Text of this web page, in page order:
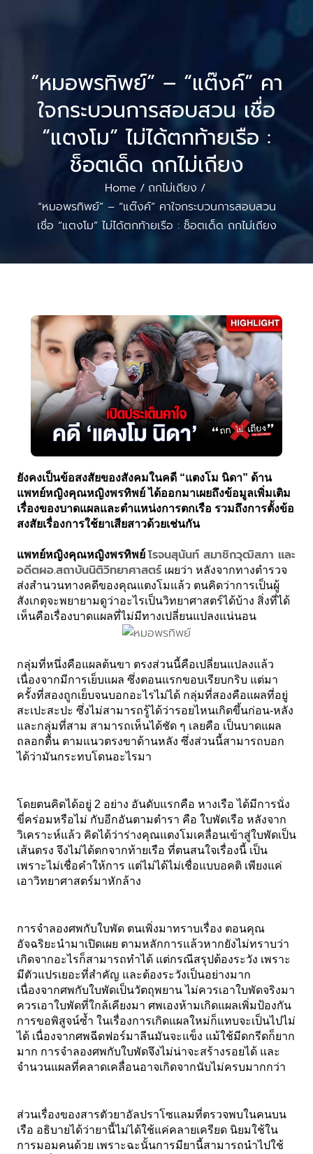
“หมอพรทิพย์” – “แต๊งค์” คา
ใจกระบวนการสอบสวน เชื่อ
“แตงโม” ไม่ได้ตกท้ายเรือ :
ช็อตเด็ด ถกไม่เถียง
Home / ถกไม่เถียง /
“หมอพรทิพย์” – “แต๊งค์” คาใจกระบวนการสอบสวน
เชื่อ “แตงโม” ไม่ได้ตกท้ายเรือ : ช็อตเด็ด ถกไม่เถียง
ยังคงเป็นข้อสงสัยของสังคมในคดี “แตงโม นิดา” ด้าน
แพทย์หญิงคุณหญิงพรทิพย์ ได้ออกมาเผยถึงข้อมูลเพิ่มเติม
เรื่องของบาดแผลและตำแหน่งการตกเรือ รวมถึงการตั้งข้อ
สงสัยเรื่องการใช้ยาเสียสาวด้วยเช่นกัน
แพทย์หญิงคุณหญิงพรทิพย์ โรจนสุนันท์ สมาชิกวุฒิสภา และ
อดีตผอ.สถาบันนิติวิทยาศาสตร์ เผยว่า หลังจากทางตำรวจ
ส่งสำนวนทางคดีของคุณแตงโมแล้ว ตนคิดว่าการเป็นผู้
สังเกตุจะพยายามดูว่าอะไรเป็นวิทยาศาสตร์ได้บ้าง สิ่งที่ได้
เห็นคือเรื่องบาดแผลที่ไม่มีทางเปลี่ยนแปลงแน่นอน
กลุ่มที่หนึ่งคือแผลต้นขา ตรงส่วนนี้คือเปลี่ยนแปลงแล้ว
เนื่องจากมีการเย็บแผล ซึ่งตอนแรกขอบเรียบกริบ แต่มา
ครั้งที่สองถูกเย็บจนบอกอะไรไม่ได้ กลุ่มที่สองคือแผลที่อยู่
สะเปะสะปะ ซึ่งไม่สามารถรู้ได้ว่ารอยไหนเกิดขึ้นก่อน-หลัง
และกลุ่มที่สาม สามารถเห็นได้ชัด ๆ เลยคือ เป็นบาดแผล
ถลอกตื้น ตามแนวตรงขาด้านหลัง ซึ่งส่วนนี้สามารถบอก
ได้ว่ามันกระทบโดนอะไรมา
โดยตนคิดได้อยู่ 2 อย่าง อันดับแรกคือ หางเรือ ได้มีการนั่ง
ขี่คร่อมหรือไม่ กับอีกอันตามตำรา คือ ใบพัดเรือ หลังจาก
วิเคราะห์แล้ว คิดได้ว่าร่างคุณแตงโมเคลื่อนเข้าสู่ใบพัดเป็น
เส้นตรง จึงไม่ได้ตกจากท้ายเรือ ที่ตนสนใจเรื่องนี้ เป็น
เพราะไม่เชื่อคำให้การ แต่ไม่ได้ไม่เชื่อแบบอคติ เพียงแค่
เอาวิทยาศาสตร์มาหักล้าง
การจำลองศพกับใบพัด ตนเพิ่งมาทราบเรื่อง ตอนคุณ
อัจฉริยะนำมาเปิดเผย ตามหลักการแล้วหากยังไม่ทราบว่า
เกิดจากอะไรก็สามารถทำได้ แต่กรณีสรุปต้องระวัง เพราะ
มีตัวแปรเยอะที่สำคัญ และต้องระวังเป็นอย่างมาก
เนื่องจากศพกับใบพัดเป็นวัตถุพยาน ไม่ควรเอาใบพัดจริงมา
ควรเอาใบพัดที่ใกล้เคียงมา ศพเองห้ามเกิดแผลเพิ่มป้องกัน
การขอพิสูจน์ซ้ำ ในเรื่องการเกิดแผลใหม่ก็แทบจะเป็นไปไม่
ได้ เนื่องจากศพฉีดฟอร์มาลีนมันจะแข็ง แม้ใช้มีดกรีดก็ยาก
มาก การจำลองศพกับใบพัดจึงไม่น่าจะสร้างรอยได้ และ
จำนวนแผลที่คลาดเคลื่อนอาจเกิดจากนับไม่ครบมากกว่า
ส่วนเรื่องของสารตัวยาอัลปราโซแลมที่ตรวจพบในคนบน
เรือ อธิบายได้ว่ายานี้ไม่ได้ใช้แค่คลายเครียด นิยมใช้ใน
การมอมคนด้วย เพราะฉะนั้นการมียานี้สามารถนำไปใช้